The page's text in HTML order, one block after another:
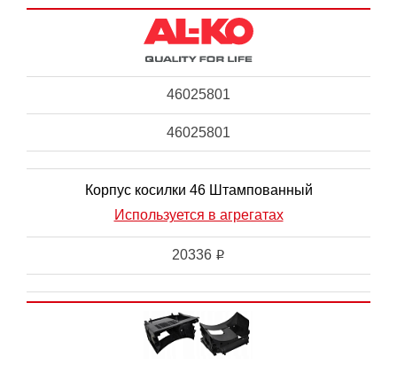
46025801
46025801
Корпус косилки 46 Штампованный
Используется в агрегатах
20336 i